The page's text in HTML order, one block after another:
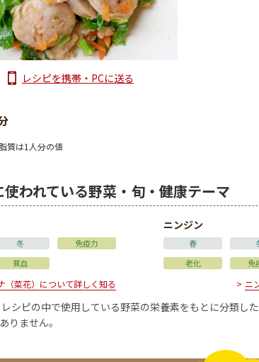
レシピを携帯・PCに送る
質は1人分の値
使われている野菜・旬・健康テーマ
冬
免疫力
貧血
（菜花）について詳しく知る
ニンジン
春
老化
免
ニ
シピの中で使用している野菜の栄養素をもとに分類し
りません。